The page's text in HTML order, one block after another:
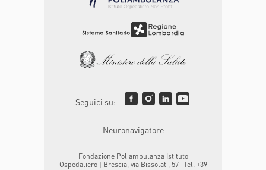
Seguici su:
Neuronavigatore
Fondazione Poliambulanza Istituto
Ospedaliero | Brescia, via Bissolati, 57- Tel. +39